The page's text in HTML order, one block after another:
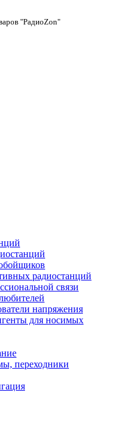
"РадиоZon"
радиостанций
связи
напряжения
для носимых
переходники